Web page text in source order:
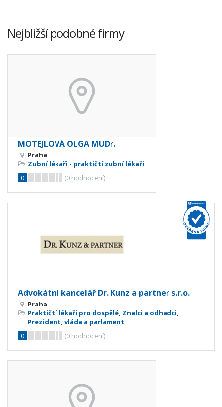
Nejbližší podobné firmy
MOTEJLOVÁ OLGA MUDr.
Praha
Zubní lékaři - praktičtí zubní lékaři
0
(0 hodnocení)
Advokátní kancelář Dr. Kunz a partner s.r.o.
Praha
Praktičtí lékaři pro dospělé, Znalci a odhadci,
Prezident, vláda a parlament
0
(0 hodnocení)